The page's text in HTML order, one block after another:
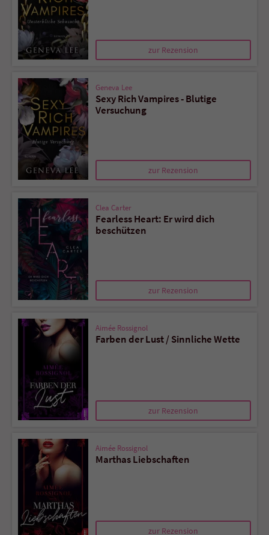
zur Rezension
Geneva Lee
Sexy Rich Vampires - Blutige
Versuchung
zur Rezension
Clea Carter
Fearless Heart: Er wird dich
beschützen
zur Rezension
Aimée Rossignol
Farben der Lust / Sinnliche Wette
zur Rezension
Aimée Rossignol
Marthas Liebschaften
zur Rezension
Name tx_pwcomments_ahash
Anbieter Literatur-Couch Medien GmbH & Co. KG
Laufzeit 1 Jahr
Zweck Cookie für Kommentare einzelner Buchtitel
Name fe_typo_user
Anbieter Literatur-Couch Medien GmbH & Co. KG
Laufzeit Session
Zweck
Dieses Cookie gewährleistet die
Sicherheitscode des Kontaktformulars zu
überprüfen.